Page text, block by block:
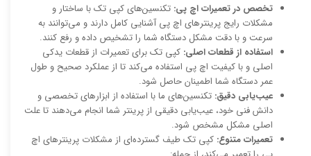
تخصص در تعمیرات اچ پی: تکنسین‌های کپی تک با ساختار و
مشکلات رایج پرینترهای اچ پی آشنایی کامل دارند و می‌توانند به
سرعت و با دقت مشکل دستگاه شما را تشخیص داده و رفع کنند.
استفاده از قطعات اصلی: کپی تک برای تعمیرات از قطعات یدکی
اصلی و با کیفیت اچ پی استفاده می‌کند تا از عملکرد صحیح و طول
عمر دستگاه شما اطمینان حاصل شود.
عیب‌یابی دقیق: تکنسین‌های ما با استفاده از ابزارهای تخصصی و
دانش فنی خود، عیب‌یابی دقیقی از پرینتر شما انجام می‌دهند تا علت
اصلی مشکل مشخص شود.
تعمیرات متنوع: کپی تک طیف گسترده‌ای از مشکلات پرینترهای اچ